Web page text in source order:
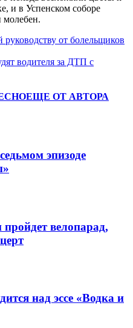
и в Успенском соборе
молебен.
руководству от болельщиков
водителя за ДТП с
ЕЩЕ ОТ АВТОРА
эпизоде
велопарад,
над эссе «Водка и